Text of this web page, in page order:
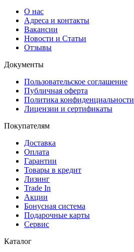
О нас
Адреса и контакты
Вакансии
Новости и Статьи
Отзывы
Документы
Пользовательское соглашение
Публичная оферта
Политика конфиденциальности
Лицензии и сертификаты
Покупателям
Доставка
Оплата
Гарантии
Товары в кредит
Лизинг
Trade In
Акции
Бонусная система
Подарочные карты
Сервис
Каталог